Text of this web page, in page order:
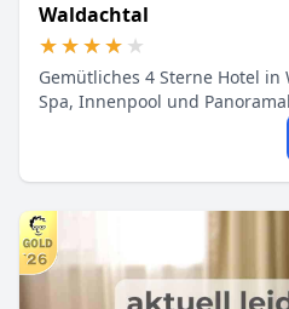
Waldachtal
★★★★★
★★★★★
Gemütliches 4 Sterne Hotel
Spa, Innenpool und